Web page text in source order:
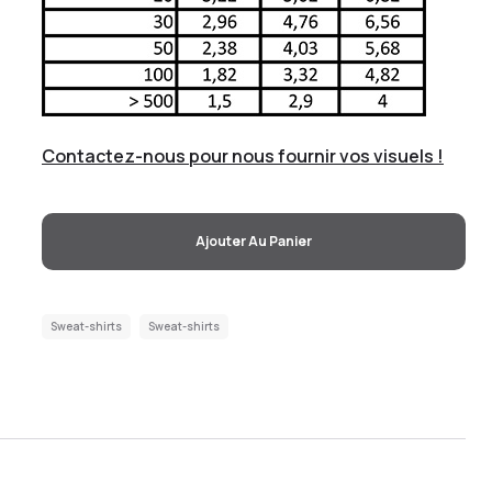
Contactez-nous pour nous fournir vos visuels !
Ajouter Au Panier
Sweat-shirts Sweat-shirts